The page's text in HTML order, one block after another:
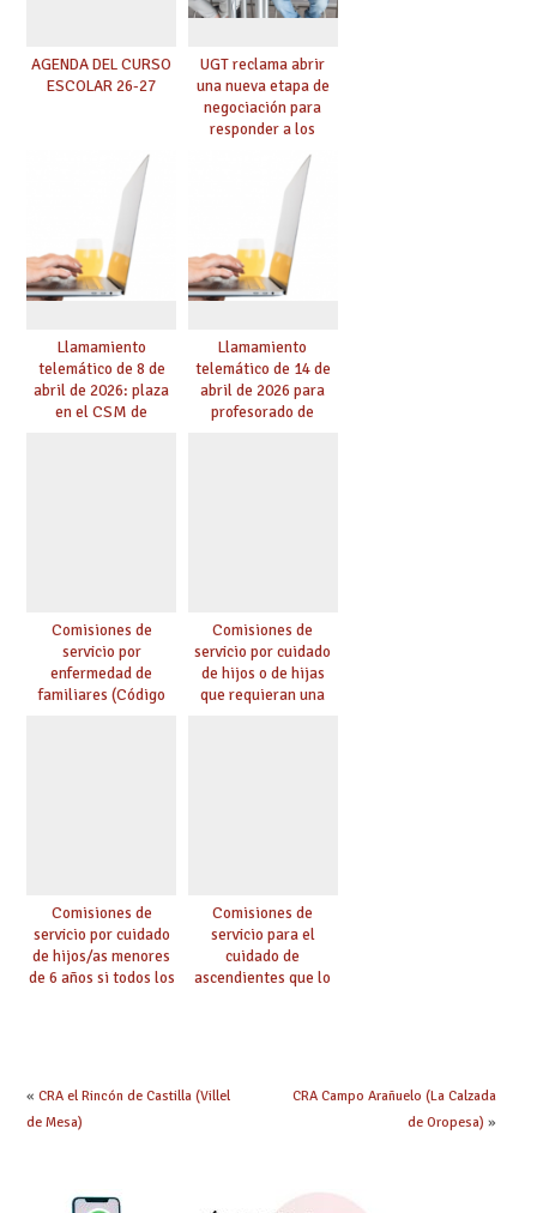
AGENDA DEL CURSO
ESCOLAR 26-27
UGT reclama abrir
una nueva etapa de
negociación para
responder a los
nuevos desafíos de la
educación
Llamamiento
telemático de 8 de
abril de 2026: plaza
en el CSM de
Llamamiento
telemático de 14 de
abril de 2026 para
profesorado de
Comisiones de
servicio por
enfermedad de
familiares (Código
Comisiones de
servicio por cuidado
de hijos o de hijas
que requieran una
Comisiones de
servicio por cuidado
de hijos/as menores
de 6 años si todos los
Comisiones de
servicio para el
cuidado de
ascendientes que lo
« CRA el Rincón de Castilla (Villel
de Mesa)
CRA Campo Arañuelo (La Calzada
de Oropesa) »